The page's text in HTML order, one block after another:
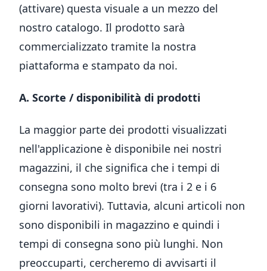
(attivare) questa visuale a un mezzo del
nostro catalogo. Il prodotto sarà
commercializzato tramite la nostra
piattaforma e stampato da noi.
A. Scorte / disponibilità di prodotti
La maggior parte dei prodotti visualizzati
nell'applicazione è disponibile nei nostri
magazzini, il che significa che i tempi di
consegna sono molto brevi (tra i 2 e i 6
giorni lavorativi). Tuttavia, alcuni articoli non
sono disponibili in magazzino e quindi i
tempi di consegna sono più lunghi. Non
preoccuparti, cercheremo di avvisarti il